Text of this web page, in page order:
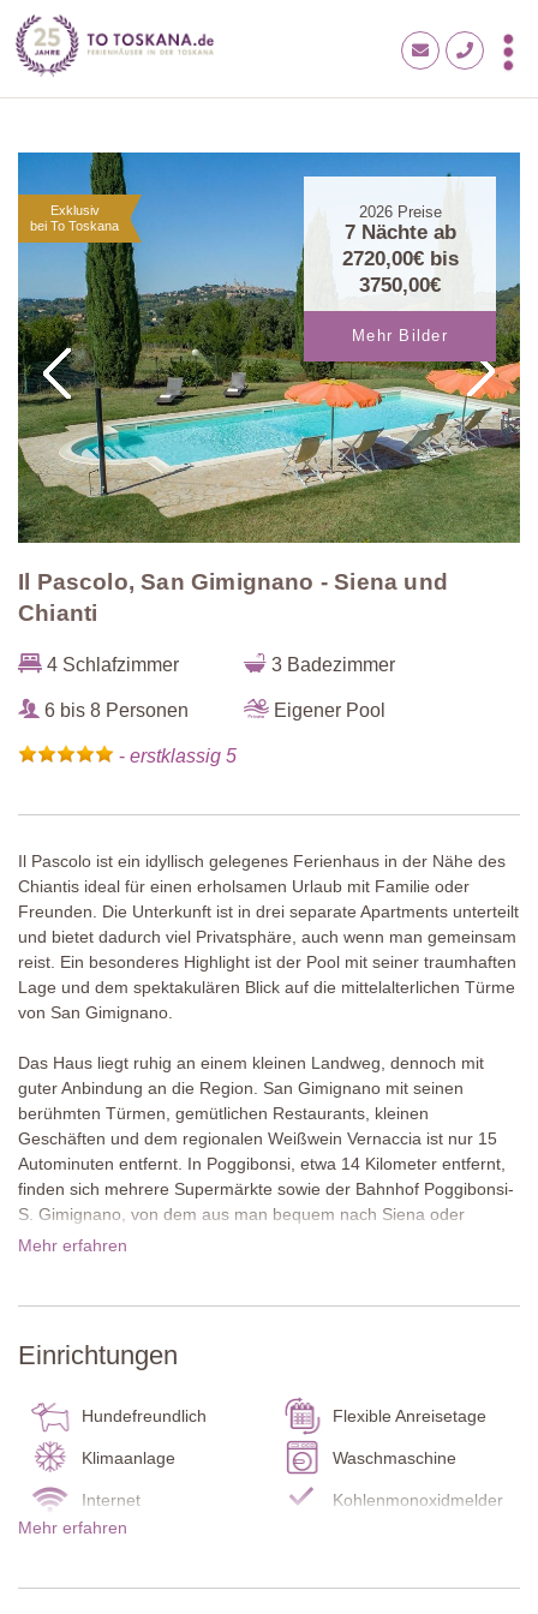
Exklusiv
bei To Toskana
2026Preise
7 Nächte ab
2720,00€bis
3750,00€
Mehr Bilder
Il Pascolo, San Gimignano - Siena und
Chianti
4 Schlafzimmer 3 Badezimmer
6 bis 8 Personen Eigener Pool
- erstklassig 5
Il Pascolo ist ein idyllisch gelegenes Ferienhaus in der Nähe des
Chiantis ideal für einen erholsamen Urlaub mit Familie oder
Freunden. Die Unterkunft ist in drei separate Apartments unterteilt
und bietet dadurch viel Privatsphäre, auch wenn man gemeinsam
reist. Ein besonderes Highlight ist der Pool mit seiner traumhaften
Lage und dem spektakulären Blick auf die mittelalterlichen Türme
von San Gimignano.
Das Haus liegt ruhig an einem kleinen Landweg, dennoch mit
guter Anbindung an die Region. San Gimignano mit seinen
berühmten Türmen, gemütlichen Restaurants, kleinen
Geschäften und dem regionalen Weißwein Vernaccia ist nur 15
Autominuten entfernt. In Poggibonsi, etwa 14 Kilometer entfernt,
finden sich mehrere Supermärkte sowie der Bahnhof Poggibonsi-
S. Gimignano, von dem aus man bequem nach Siena oder
Florenz fahren kann, ganz ohne Parkplatzsuche. Auch Colle Val
mit mehreren einladenden Sitzplätzen. Etwa 20 Meter vom Haus
Rasenfläche, ideal zum Sonnenbaden und für entspannte
Stunden.
Die Unterkunft erstreckt sich über zwei Etagen und ist in drei
eigenständige Apartments unterteilt, von denen jedes über eine
eigene Küche und einen Wohnbereich verfügt. Das Apartment im
sowie einen geräumigen Innenbereich, in dem alle Gäste bequem
Mehr erfahren
Einrichtungen
Hundefreundlich Flexible Anreisetage
Klimaanlage Waschmaschine
Internet Kohlenmonoxidmelder
Rauchmelder
Handtücher
Mehr erfahren